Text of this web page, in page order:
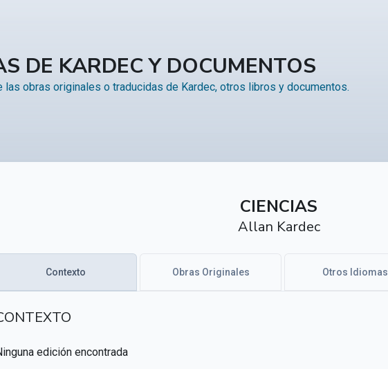
DE KARDEC Y DOCUMENTOS
las obras originales o traducidas de Kardec, otros libros y documentos.
CIENCIAS
Allan Kardec
Contexto Obras Originales Otros Idiomas
edición encontrada